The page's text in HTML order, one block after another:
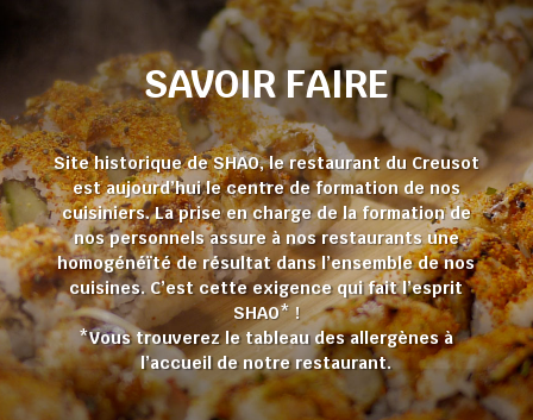
SAVOIR FAIRE
Site historique de SHAO, le restaurant du Creusot
est aujourd’hui le centre de formation de nos
cuisiniers. La prise en charge de la formation de
nos personnels assure à nos restaurants une
homogénéïté de résultat dans l’ensemble de nos
cuisines. C’est cette exigence qui fait l’esprit
SHAO* !
*Vous trouverez le tableau des allergènes à
l’accueil de notre restaurant.